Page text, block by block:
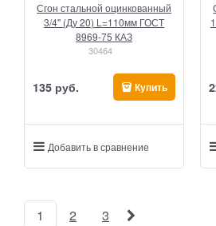
Сгон стальной оцинкованный
3/4" (Ду 20) L=110мм ГОСТ
8969-75 КАЗ
30464
135 руб. Купить
Добавить в сравнение
1 2 3